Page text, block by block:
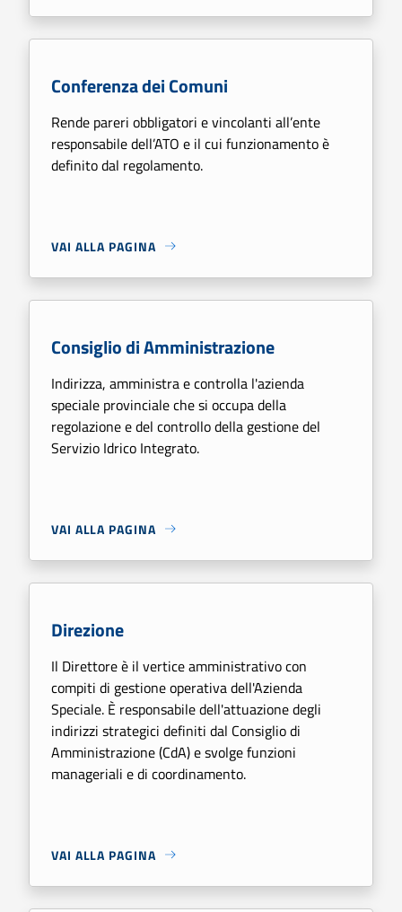
Conferenza dei Comuni
Rende pareri obbligatori e vincolanti all’ente
responsabile dell’ATO e il cui funzionamento è
definito dal regolamento.
VAI ALLA PAGINA
Consiglio di Amministrazione
Indirizza, amministra e controlla l'azienda
speciale provinciale che si occupa della
regolazione e del controllo della gestione del
Servizio Idrico Integrato.
VAI ALLA PAGINA
Direzione
Il Direttore è il vertice amministrativo con
compiti di gestione operativa dell'Azienda
Speciale. È responsabile dell'attuazione degli
indirizzi strategici definiti dal Consiglio di
Amministrazione (CdA) e svolge funzioni
manageriali e di coordinamento.
VAI ALLA PAGINA